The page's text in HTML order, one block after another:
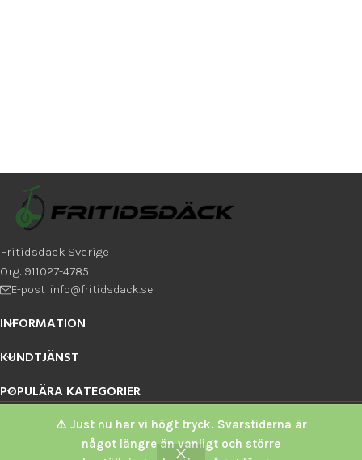
⚠️ Just nu har vi högt tryck. Svarstiderna är
något längre än vanligt och större
Fritidsdäck Sverige
Org: 911027-4785
E-post: info@fritidsdack.se
INFORMATION
KUNDTJÄNST
POPULÄRA KATEGORIER